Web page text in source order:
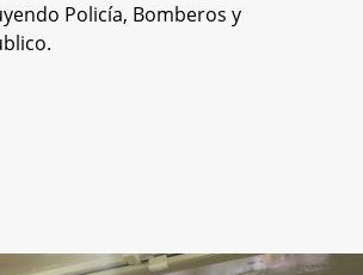
Policía, Bomberos y